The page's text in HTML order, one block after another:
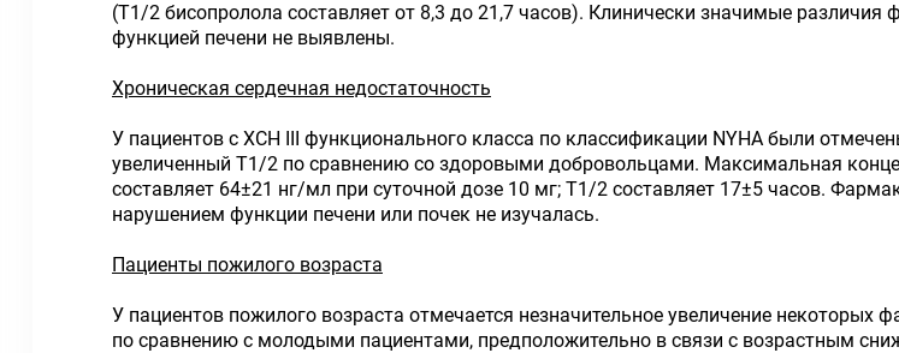
(Т1/2 бисопролола составляет от 8,3 до 21,7 часов). Клинически значимые
функцией печени не выявлены.
Хроническая сердечная недостаточность
У пациентов с ХСН III функционального класса по классификации NYHA были
увеличенный Т1/2 по сравнению со здоровыми добровольцами. Максимальная
составляет 64±21 нг/мл при суточной дозе 10 мг; Т1/2 составляет 17±5 часов.
нарушением функции печени или почек не изучалась.
Пациенты пожилого возраста
У пациентов пожилого возраста отмечается незначительное увеличение некоторых
по сравнению с молодыми пациентами, предположительно в связи с возрастным